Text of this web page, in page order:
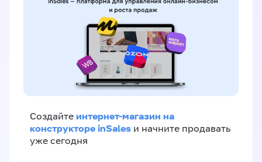
Создайте интернет-магазин на
конструкторе inSales и начните продавать
уже сегодня